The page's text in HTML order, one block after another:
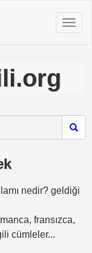
nedir? geldiği
fransızca,
cümleler...